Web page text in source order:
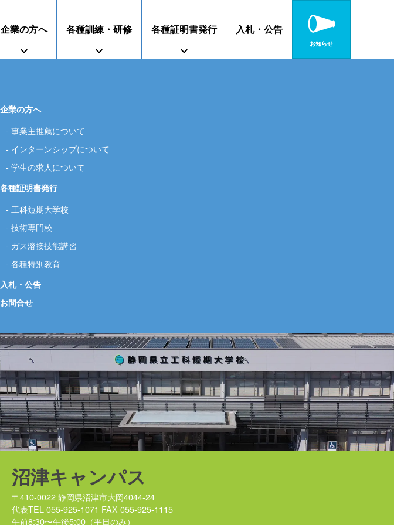
立工科短期大学校
ャンパス 授業料等
企業の方へ
て
学生の求人について
各種訓練・研修
ている方へ
各種証明書発行
ガス溶接技能講習 各種特別教育
入札・公告
お知らせ
企業の方へ
事業主推薦について
インターンシップについて
学生の求人について
各種証明書発行
工科短期大学校
技術専門校
ガス溶接技能講習
各種特別教育
入札・公告
お問合せ
沼津キャンパス
〒410-0022 静岡県沼津市大岡4044-24
代表TEL 055-925-1071 FAX 055-925-1115
午前8:30〜午後5:00（平日のみ）